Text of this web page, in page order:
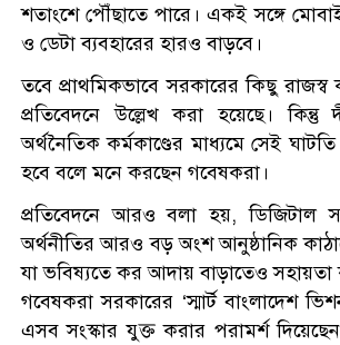
শতাংশে পৌঁছাতে পারে। একই সঙ্গে
ও ডেটা ব্যবহারের হারও বাড়বে।
তবে প্রাথমিকভাবে সরকারের কিছু
প্রতিবেদনে উল্লেখ করা হয়েছে। কিন্তু
অর্থনৈতিক কর্মকাণ্ডের মাধ্যমে সেই
হবে বলে মনে করছেন গবেষকরা।
প্রতিবেদনে আরও বলা হয়, ডিজিটাল
অর্থনীতির আরও বড় অংশ আনুষ্ঠানিক
যা ভবিষ্যতে কর আদায় বাড়াতেও সহায়তা
গবেষকরা সরকারের ‘স্মার্ট বাংলাদেশ
এসব সংস্কার যুক্ত করার পরামর্শ